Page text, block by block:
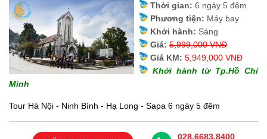
Thời gian: 6 ngày 5 đêm
Phương tiện: Máy bay
Khởi hành: Sáng
Giá: 5,999,000 VNĐ
Giá KM: 5,949,000 VNĐ
Khởi hành từ Tp.Hồ Chí
Minh
Tour Hà Nội - Ninh Bình - Hạ Long - Sapa 6 ngày 5 đêm
028.6683.8400